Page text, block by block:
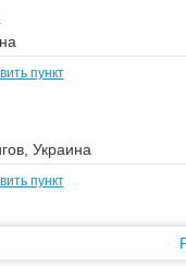
пункт
пункт